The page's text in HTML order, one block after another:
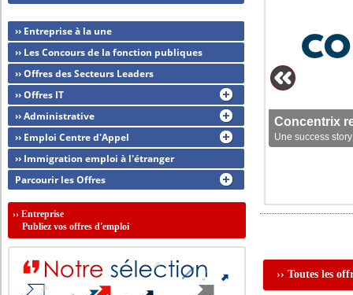
Concentrix
Une success
›› Toutes les
›› Entreprise à la une
›› Les Concours de la fonction publiques
›› Offres des Secteurs Leaders
›› Offres IT
›› Administrative
›› Emploi Centre d'Appel
›› Immigration emploi à l'étranger
Parcourir les Offres
››Entreprise
Publiez vos offres d'emploi